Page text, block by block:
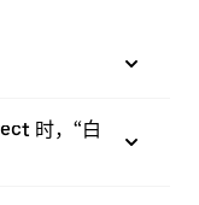
时，“白